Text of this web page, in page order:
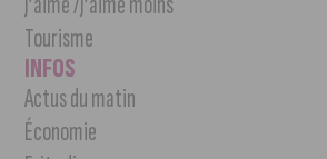
Tourisme
INFOS
Actus du matin
Économie